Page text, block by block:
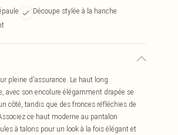
Découpe stylée à la hanche
pleine d'assurance. Le haut long
son encolure élégamment drapée se
côté, tandis que des fronces réfléchies de
ce haut moderne au pantalon
à talons pour un look à la fois élégant et